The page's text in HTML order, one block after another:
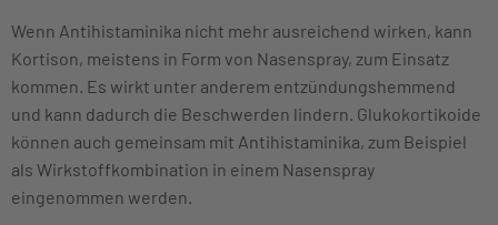
Wenn Antihistaminika nicht mehr ausreichend wirken, kann
Kortison, meistens in Form von Nasenspray, zum Einsatz
kommen. Es wirkt unter anderem entzündungshemmend
und kann dadurch die Beschwerden lindern. Glukokortikoide
können auch gemeinsam mit Antihistaminika, zum Beispiel
als Wirkstoffkombination in einem Nasenspray
eingenommen werden.